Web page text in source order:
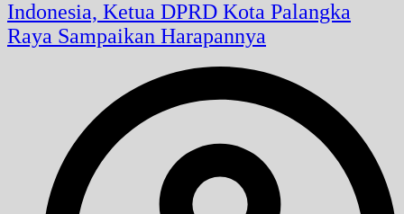
Indonesia, Ketua DPRD Kota Palangka
Raya Sampaikan Harapannya